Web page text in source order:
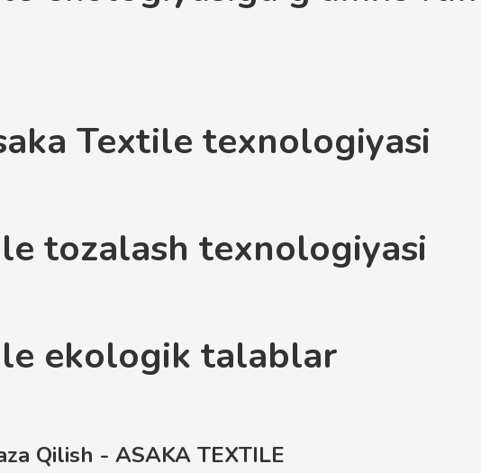
Textile texnologiyasi
tozalash texnologiyasi
ekologik talablar
Qilish - ASAKA TEXTILE